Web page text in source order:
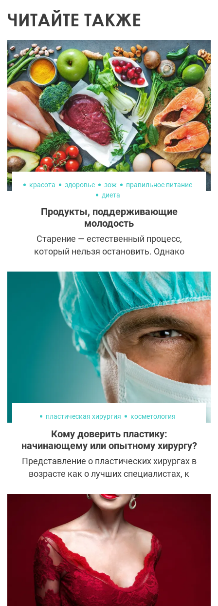
ЧИТАЙТЕ ТАКЖЕ
красота здоровье зож
правильное питание
диета
Продукты, поддерживающие
молодость
Старение — естественный процесс,
который нельзя остановить. Однако
помощью правильного питания. Продукты,
которые мы едим, оказывают большое
влияние на наше здоровье, внешний вид и
могут помочь сохранить молодость кожи.
пластическая хирургия косметология
Кому доверить пластику:
начинающему или опытному хирургу?
Представление о пластических хирургах в
возрасте как о лучших специалистах, к
молодым врачам выстраиваются очереди
из желающих сделать ринопластику или
увеличить грудь по привлекательной цене,
— и это другая крайность. Ажиотаж
создается с помощью социальных сетей,
которыми юные последователи
Гиппократа, в отличие от старших коллег,
владеют в совершенстве. Когда же
начинающий врач может конкурировать с